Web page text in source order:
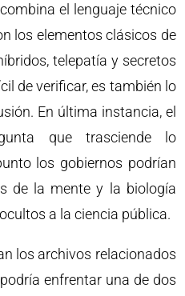
el lenguaje técnico
los elementos clásicos de
telepatía y secretos
de verificar, es también lo
En última instancia, el
que trasciende lo
los gobiernos podrían
de la mente y la biología
a la ciencia pública.
los archivos relacionados
enfrentar una de dos